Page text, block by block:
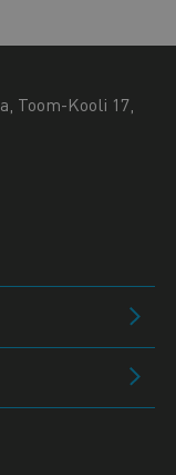
Toom-Kooli 17,